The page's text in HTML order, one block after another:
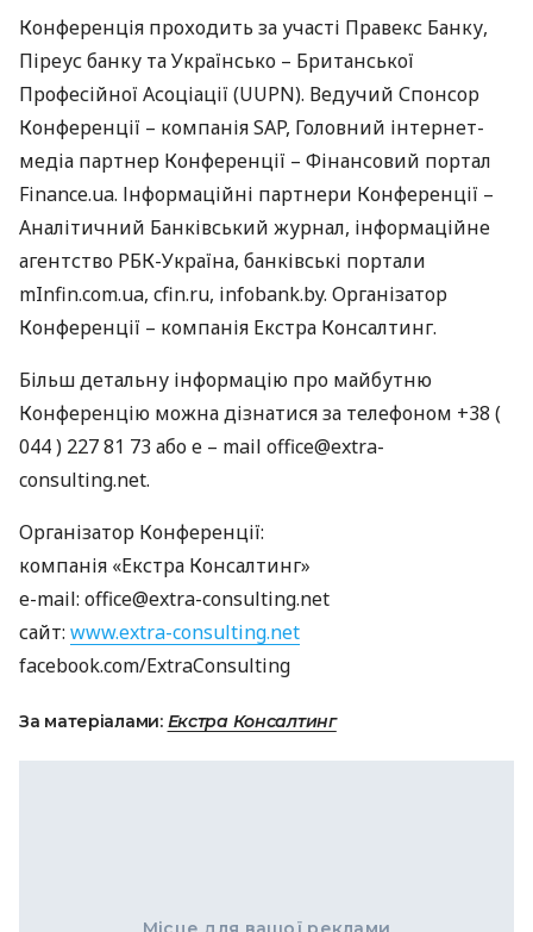
Конференція проходить за участі Правекс Банку,
Піреус банку та Українсько – Британської
Професійної Асоціації (UUPN). Ведучий Спонсор
Конференції – компаніяSAP, Головний інтернет-
медіа партнер Конференції – Фінансовий портал
Finance.ua. Інформаційні партнери Конференції –
Аналітичний Банківський журнал, інформаційне
агентство РБК-Україна, банківські портали
mInfin.com.ua, cfin.ru, infobank.by. Організатор
Конференції – компанія Екстра Консалтинг.
Більш детальну інформацію про майбутню
Конференцію можна дізнатися за телефоном +38 (
044 ) 227 81 73 або e – mail office@extra-
consulting.net.
Організатор Конференції:
компанія «Екстра Консалтинг»
e-mail: office@extra-consulting.net
сайт: www.extra-consulting.net
facebook.com/ExtraConsulting
За матеріалами: Екстра Консалтинг